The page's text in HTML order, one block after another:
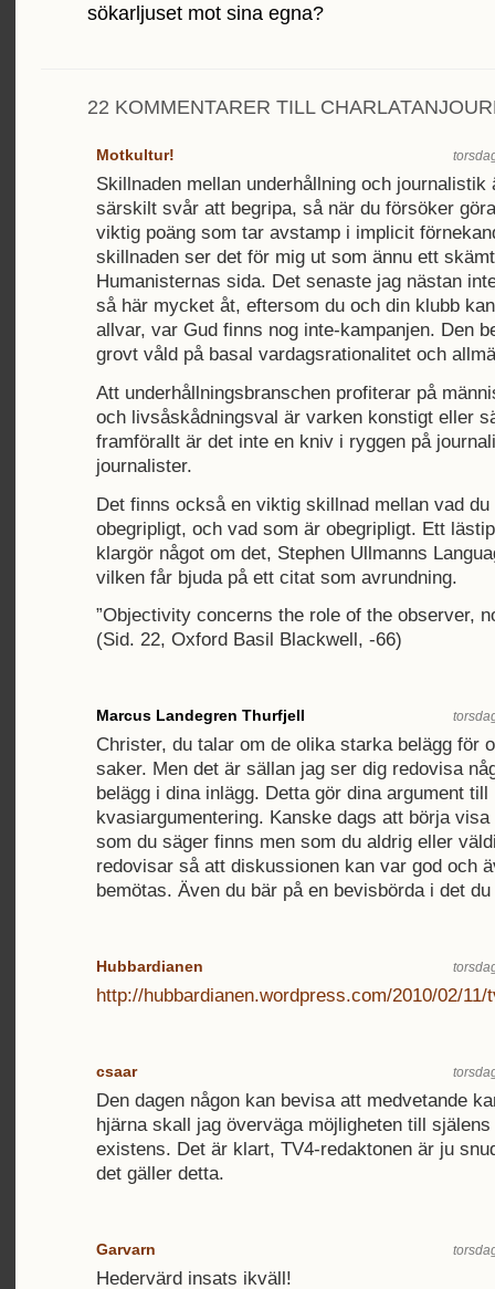
sökarljuset mot sina egna?
22 KOMMENTARER TILL
Motkultur!
Skillnaden mellan underhållning och
särskilt svår att begripa, så när du försöker
viktig poäng som tar avstamp i implicit
skillnaden ser det för mig ut som ännu ett
Humanisternas sida. Det senaste jag nästan
så här mycket åt, eftersom du och din klubb
allvar, var Gud finns nog inte-kampanjen. Den
grovt våld på basal vardagsrationalitet och
Att underhållningsbranschen profiterar på
och livsåskådningsval är varken konstigt eller
framförallt är det inte en kniv i ryggen på
journalister.
Det finns också en viktig skillnad mellan vad du
obegripligt, och vad som är obegripligt. Ett
klargör något om det, Stephen Ullmanns
vilken får bjuda på ett citat som avrundning.
”Objectivity concerns the role of the observer,
(Sid. 22, Oxford Basil Blackwell, -66)
Marcus Landegren Thurfjell
Christer, du talar om de olika starka belägg för
saker. Men det är sällan jag ser dig redovisa
belägg i dina inlägg. Detta gör dina argument till
kvasiargumentering. Kanske dags att börja
som du säger finns men som du aldrig eller
redovisar så att diskussionen kan var god och
bemötas. Även du bär på en bevisbörda i det
Hubbardianen
http://hubbardianen.wordpress.com/2010/02/
csaar
Den dagen någon kan bevisa att medvetande
hjärna skall jag överväga möjligheten till
existens. Det är klart, TV4-redaktonen är ju
det gäller detta.
Garvarn
Hedervärd insats ikväll!